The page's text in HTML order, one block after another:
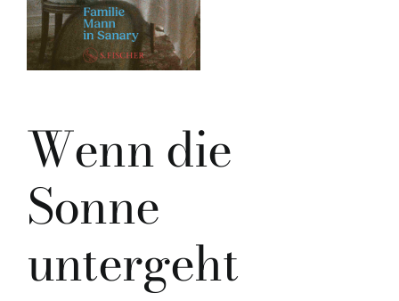
Wenn die
Sonne
untergeht